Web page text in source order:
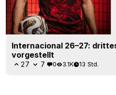
Internacional 26–27:
vorgestellt
27 7 0 3.1K 13 Std.